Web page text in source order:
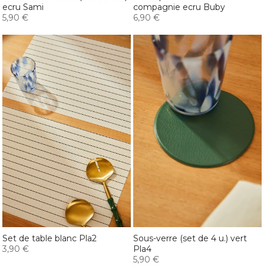
ecru Sami
5,90 €
compagnie ecru Buby
6,90 €
Set de table blanc Pla2
3,90 €
Sous-verre (set de 4 u.) vert
Pla4
5,90 €